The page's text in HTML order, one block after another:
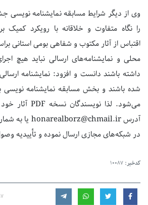
وی از دیگر شرایط مسابقه نمایشنامه نویسی
را نگاه متفاوت و خلاقانه با رویکرد کمیک
اقتباس از آثار مکتوب و شفاهی بومی استانی
محلی و نمایشنامه‌های ارسالی نباید هیچ
داشته باشند دانست و افزود: نمایشنامه
شده باشند و بخش مسابقه نمایشنامه
در شبکه‌های مجازی ارسال نموده و تأییدیه
کدخبر: 10087